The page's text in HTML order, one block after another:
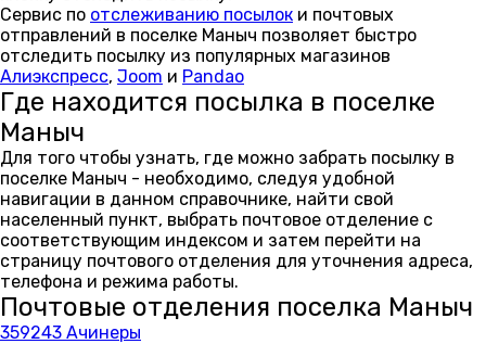
Сервис по отслеживанию посылок и почтовых
отправлений в поселке Маныч позволяет быстро
отследить посылку из популярных магазинов
Алиэкспресс, Joom и Pandao
Где находится посылка в поселке
Маныч
Для того чтобы узнать, где можно забрать посылку в
поселке Маныч - необходимо, следуя удобной
навигации в данном справочнике, найти свой
населенный пункт, выбрать почтовое отделение с
соответствующим индексом и затем перейти на
страницу почтового отделения для уточнения адреса,
телефона и режима работы.
Почтовые отделения поселка Маныч
359243 Ачинеры